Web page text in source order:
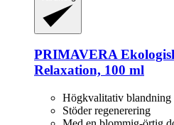
PRIMAVERA
Relaxation, 100 ml
Högkvalitativ blandning
Stöder regenerering